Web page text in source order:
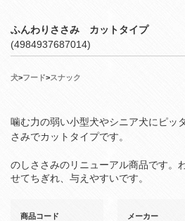
ふんわりささみ カットタイプ
(4984937687014)
犬>フード>スナック
噛む力の弱い小型犬やシニア犬にピッ
さみでカットタイプです。
のしささみのリニューアル商品です。
せてちぎれ、与えやすいです。
商品コード メーカー